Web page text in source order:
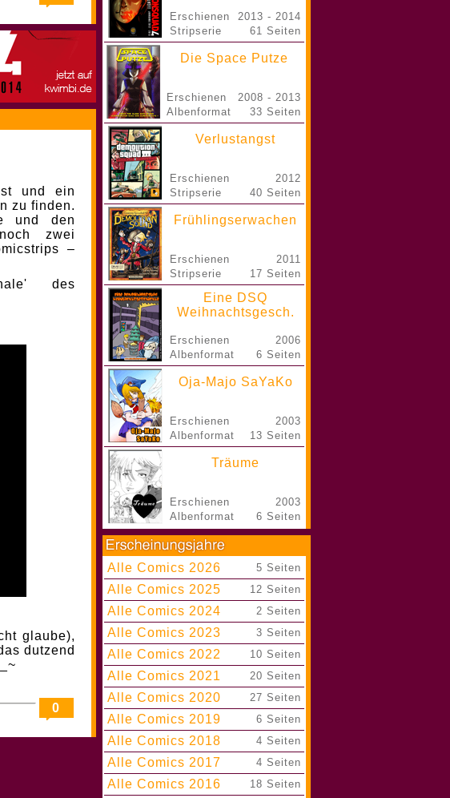
und ein
zu finden.
und den
zwei
–
des
glaube),
dutzend
0
Erschienen
Stripserie
2013 - 2014
61 Seiten
Die Space Putze
Erschienen
Albenformat
2008 - 2013
33 Seiten
Verlustangst
Erschienen
Stripserie
2012
40 Seiten
Frühlingserwachen
Erschienen
Stripserie
2011
17 Seiten
Eine DSQ
Weihnachtsgesch.
Erschienen
Albenformat
2006
6 Seiten
Oja-Majo SaYaKo
Erschienen
Albenformat
2003
13 Seiten
Träume
Erschienen
Albenformat
2003
6 Seiten
Alle Comics 2026 5 Seiten
Alle Comics 2025 12 Seiten
Alle Comics 2024 2 Seiten
Alle Comics 2023 3 Seiten
Alle Comics 2022 10 Seiten
Alle Comics 2021 20 Seiten
Alle Comics 2020 27 Seiten
Alle Comics 2019 6 Seiten
Alle Comics 2018 4 Seiten
Alle Comics 2017 4 Seiten
Alle Comics 2016 18 Seiten